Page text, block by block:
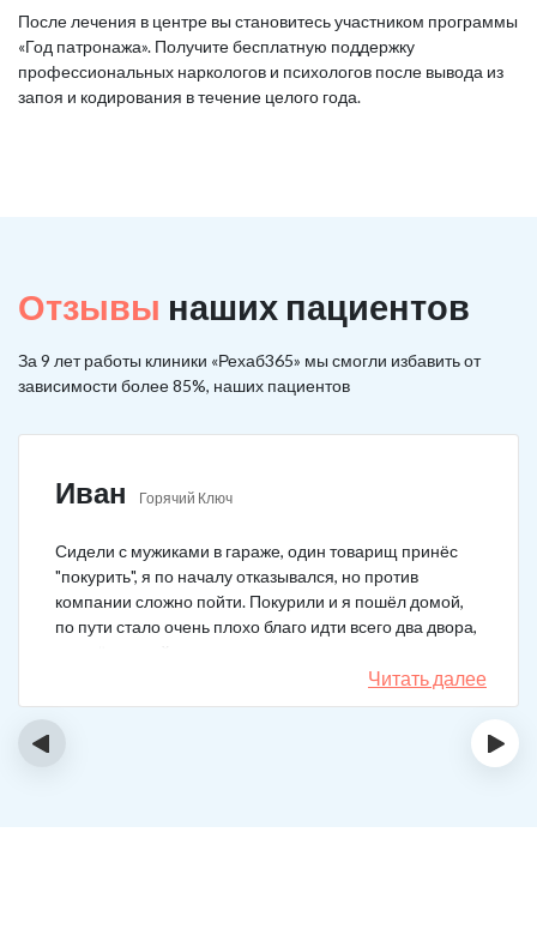
После лечения в центре вы становитесь участником программы
«Год патронажа». Получите бесплатную поддержку
профессиональных наркологов и психологов после вывода из
запоя и кодирования в течение целого года.
Отзывы наших пациентов
За 9 лет работы клиники «Рехаб365» мы смогли избавить от
зависимости более 85%, наших пациентов
Иван Горячий Ключ
Сидели с мужиками в гараже, один товарищ принёс
"покурить", я по началу отказывался, но против
компании сложно пойти. Покурили и я пошёл домой,
по пути стало очень плохо благо идти всего два двора,
чувствовал что точно, что-то не так. Спасибо большое,
что быстро приехали, поставили капельницу и уже
меня начало отпускать. После оказалось, что товарищ
Читать далее
‹ ›